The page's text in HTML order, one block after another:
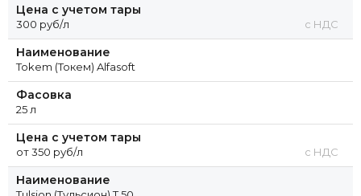
Цена с учетом тары
300 руб/л с НДС
Наименование
Tokem (Токем) Alfasoft
Фасовка
25 л
Цена с учетом тары
от 350 руб/л с НДС
Наименование